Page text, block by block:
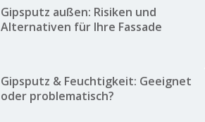
Gipsputz außen: Risiken und
Alternativen für Ihre Fassade
Gipsputz & Feuchtigkeit: Geeignet
oder problematisch?